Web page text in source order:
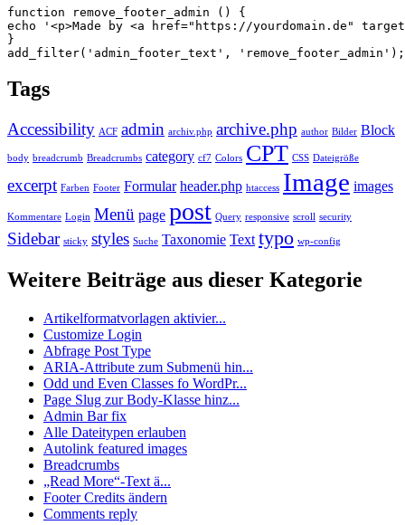
function remove_footer_admin () {
echo '<p>Made by <a href="https://yourdomain.de"
}
add_filter('admin_footer_text', 'remove_footer_admin');
Tags
Accessibility ACF admin archiv.php archive.php author Bilder Block
body breadcrumb Breadcrumbs category cf7 Colors CPT CSS Dateigröße
excerpt Farben Footer Formular header.php htaccess Image images
Kommentare Login Menü page post Query responsive scroll security
Sidebar sticky styles Suche Taxonomie Text typo wp-config
Weitere Beiträge aus dieser Kategorie
Artikelformatvorlagen aktivier...
Customize Login
Abfrage Post Type
ARIA-Attribute zum Submenü hin...
Odd und Even Classes fo WordPr...
Page Slug zur Body-Klasse hinz...
Admin Bar fix
Alle Dateitypen erlauben
Autolink featured images
Breadcrumbs
„Read More“-Text ä...
Footer Credits ändern
Comments reply